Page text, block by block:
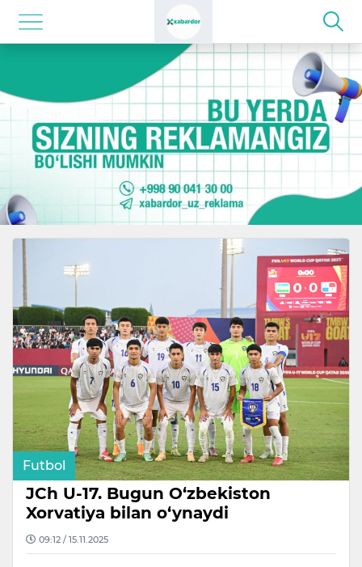
Futbol
JCh U-17. Bugun O‘zbekiston
Xorvatiya bilan o‘ynaydi
09:12 / 15.11.2025